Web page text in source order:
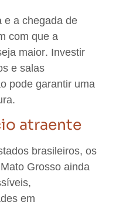
e a chegada de
com que a
maior. Investir
e salas
pode garantir uma
atraente
brasileiros, os
Grosso ainda
em